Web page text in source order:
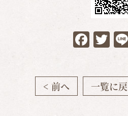
< 前へ 一覧に